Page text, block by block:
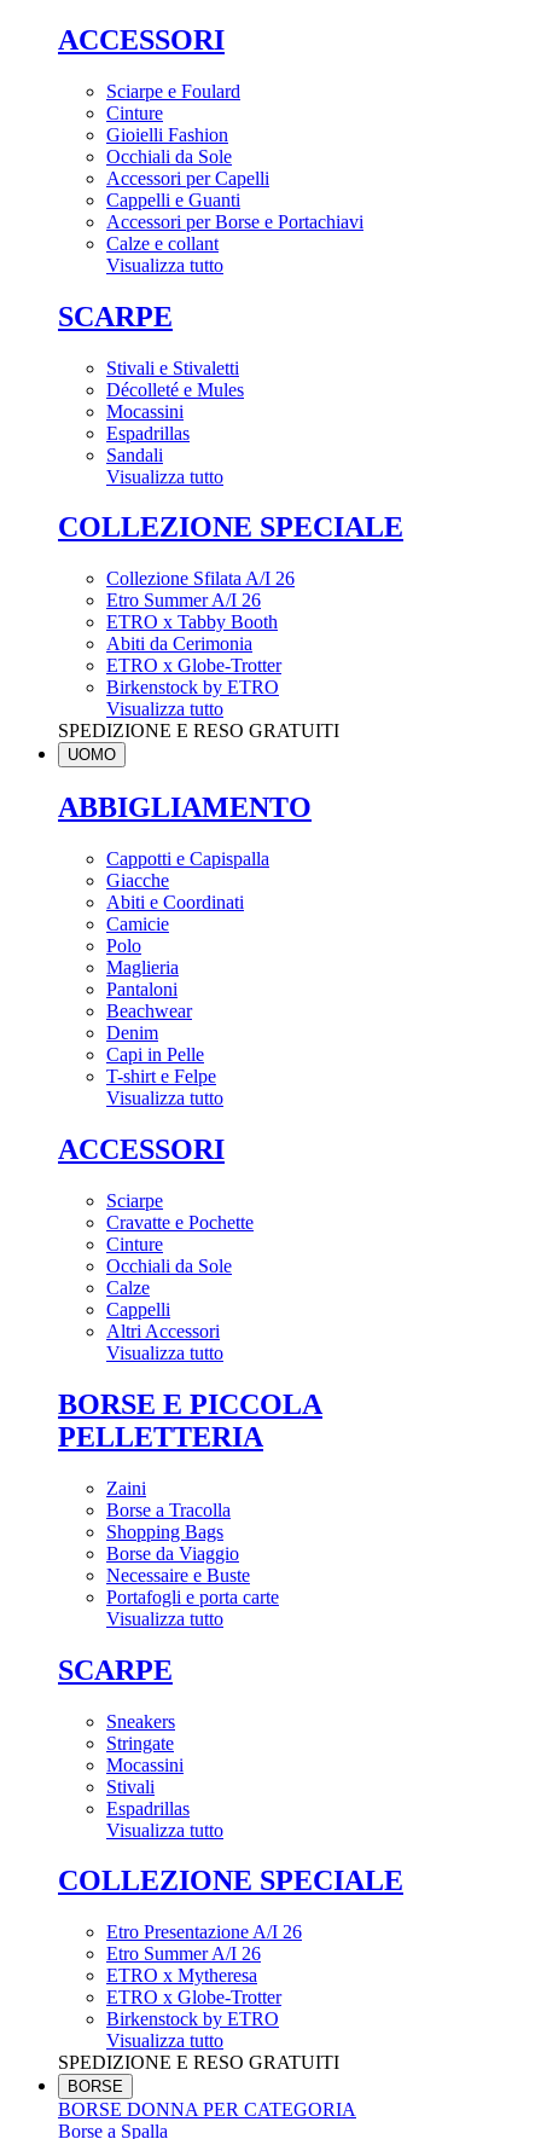
ACCESSORI
Sciarpe e Foulard
Cinture
Gioielli Fashion
Occhiali da Sole
Accessori per Capelli
Cappelli e Guanti
Accessori per Borse e Portachiavi
Calze e collant
Visualizza tutto
SCARPE
Stivali e Stivaletti
Décolleté e Mules
Mocassini
Espadrillas
Sandali
Visualizza tutto
COLLEZIONE SPECIALE
Collezione Sfilata A/I 26
Etro Summer A/I 26
ETRO x Tabby Booth
Abiti da Cerimonia
ETRO x Globe-Trotter
Birkenstock by ETRO
Visualizza tutto
SPEDIZIONE E RESO GRATUITI
UOMO
ABBIGLIAMENTO
Cappotti e Capispalla
Giacche
Abiti e Coordinati
Camicie
Polo
Maglieria
Pantaloni
Beachwear
Denim
Capi in Pelle
T-shirt e Felpe
Visualizza tutto
ACCESSORI
Sciarpe
Cravatte e Pochette
Cinture
Occhiali da Sole
Calze
Cappelli
Altri Accessori
Visualizza tutto
BORSE E PICCOLA
PELLETTERIA
Zaini
Borse a Tracolla
Shopping Bags
Borse da Viaggio
Necessaire e Buste
Portafogli e porta carte
Visualizza tutto
SCARPE
Sneakers
Stringate
Mocassini
Stivali
Espadrillas
Visualizza tutto
COLLEZIONE SPECIALE
Etro Presentazione A/I 26
Etro Summer A/I 26
ETRO x Mytheresa
ETRO x Globe-Trotter
Birkenstock by ETRO
Visualizza tutto
SPEDIZIONE E RESO GRATUITI
BORSE
BORSE DONNA PER CATEGORIA
Borse a Spalla